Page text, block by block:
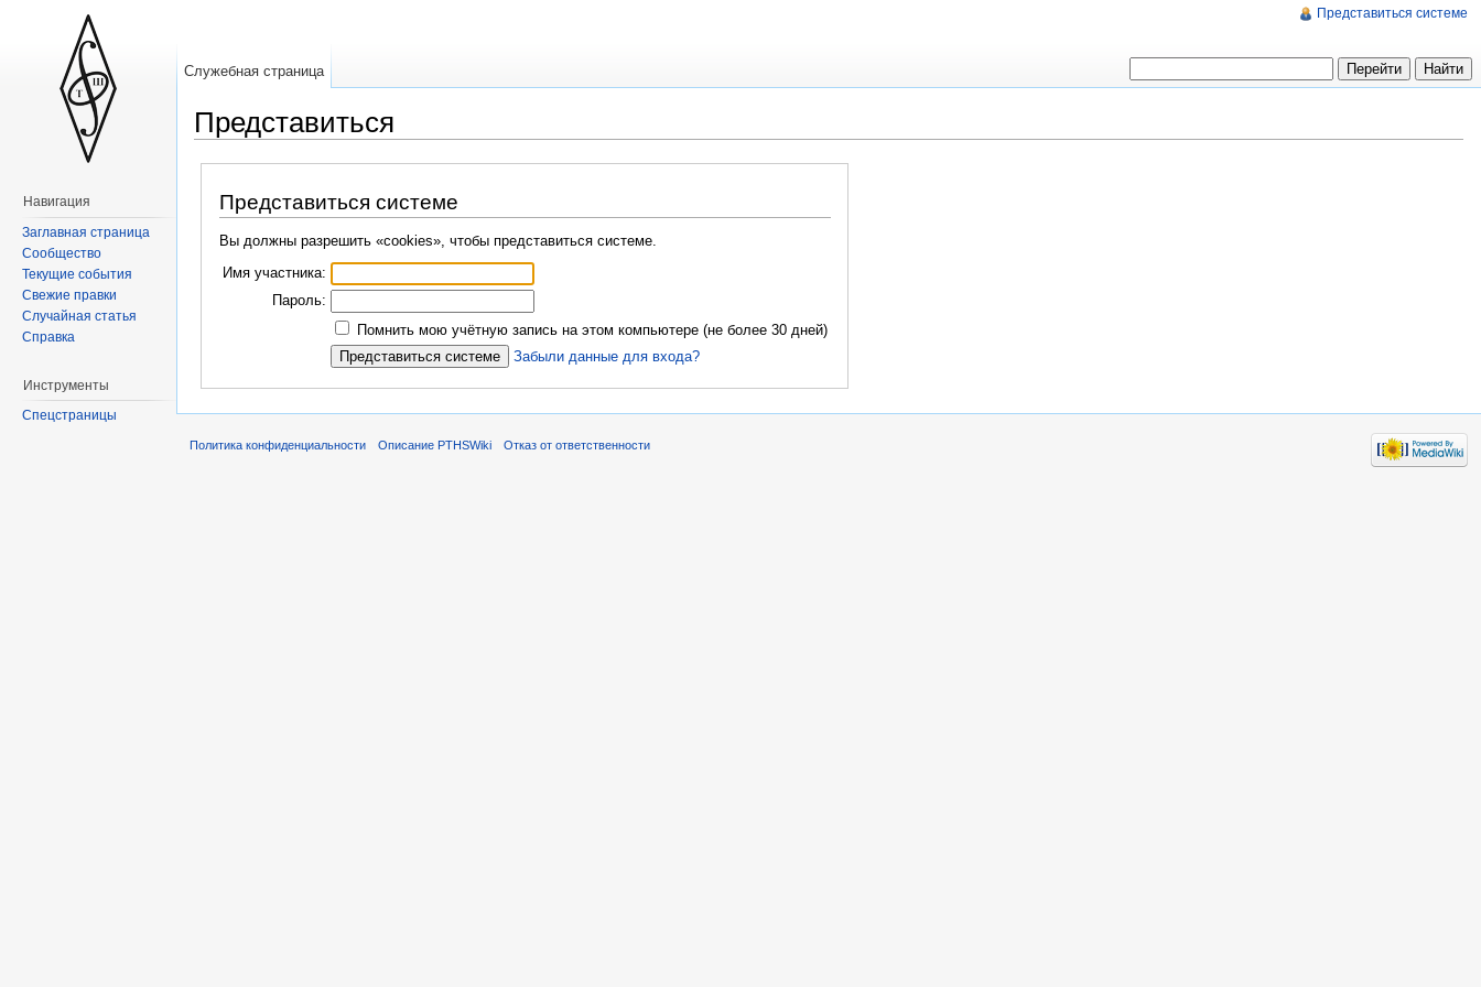
Представиться
Представиться системе
Вы должны разрешить «cookies», чтобы представиться системе.
Имя участника:
Пароль:
Помнить мою учётную запись на этом компьютере (не более 30 дней)
Забыли данные для входа?
Представиться системе
Служебная страница
Навигация
Заглавная страница
Сообщество
Текущие события
Свежие правки
Случайная статья
Справка
Инструменты
Спецстраницы
Политика конфиденциальности Описание PTHSWiki Отказ от ответственности